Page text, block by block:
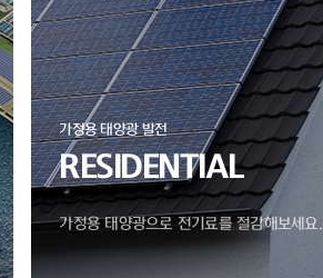
가정용 태양광 발전
RESIDENTIAL
가정용 태양광으로 전기료를 절감해보세요.